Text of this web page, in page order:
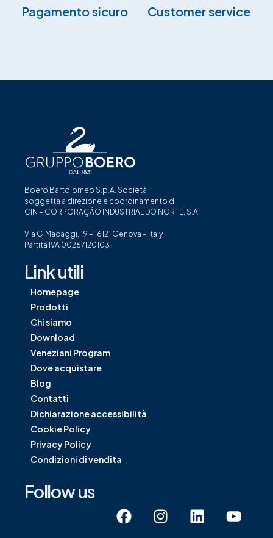
Pagamento sicuro​ Customer service
Boero Bartolomeo S.p.A. Società
soggetta a direzione e coordinamento di
CIN – CORPORAÇÃO INDUSTRIAL DO NORTE, S.A.
Via G.Macaggi, 19 – 16121 Genova – Italy
Partita IVA 00267120103
Link utili
Homepage
Prodotti
Chi siamo
Download
Veneziani Program
Dove acquistare
Blog
Contatti
Dichiarazione accessibilità
Cookie Policy
Privacy Policy
Condizioni di vendita
Follow us